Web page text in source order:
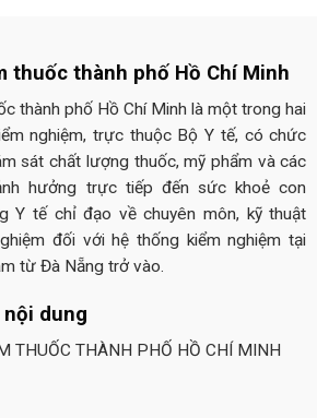
thuốc thành phố Hồ Chí Minh
thành phố Hồ Chí Minh là một trong hai
nghiệm, trực thuộc Bộ Y tế, có chức
sát chất lượng thuốc, mỹ phẩm và các
hưởng trực tiếp đến sức khoẻ con
Y tế chỉ đạo về chuyên môn, kỹ thuật
đối với hệ thống kiểm nghiệm tại
từ Đà Nẵng trở vào.
dung
THUỐC THÀNH PHỐ HỒ CHÍ MINH